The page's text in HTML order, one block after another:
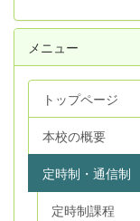
メニュー
トップページ
本校の概要
定時制・通信制
定時制課程